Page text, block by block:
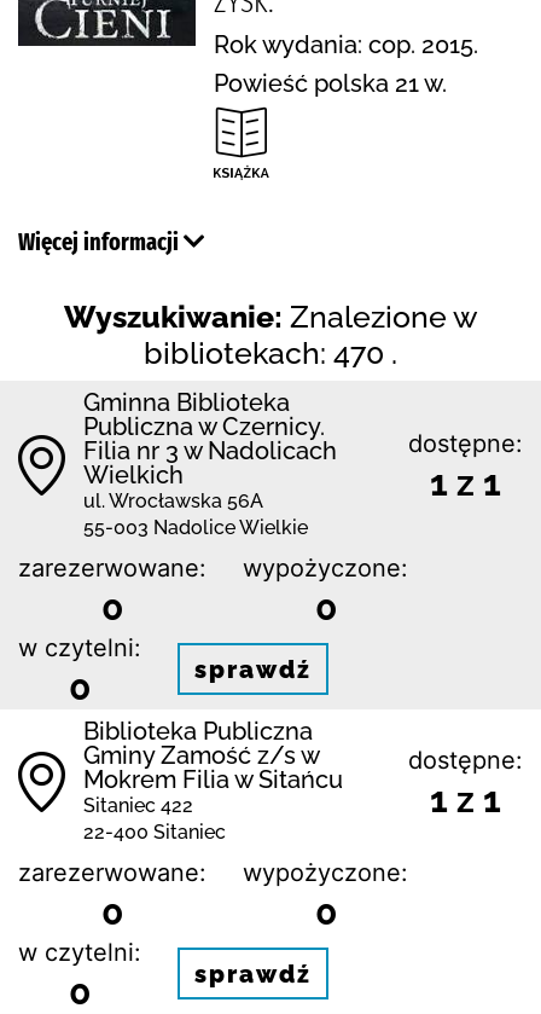
Rok wydania: cop. 2015.
Powieść polska 21 w.
Więcej informacji
Wyszukiwanie: Znalezione w
bibliotekach: 470 .
Gminna Biblioteka
Publiczna w Czernicy.
Filia nr 3 w Nadolicach
Wielkich
ul. Wrocławska 56A
55-003 Nadolice Wielkie
dostępne:
1 z 1
zarezerwowane:
0
wypożyczone:
0
w czytelni:
0 sprawdź
Biblio­teka Publiczna
Gminy Zamość z/s w
Mokrem Filia w Sitańcu
Sitaniec 422
22-400 Sitaniec
dostępne:
1 z 1
zarezerwowane:
0
wypożyczone:
0
w czytelni:
0 sprawdź